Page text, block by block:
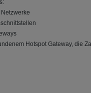
Hotspot Gateway, die